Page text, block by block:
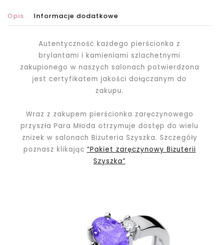
Opis Informacje dodatkowe
Autentyczność każdego pierścionka z
brylantami i kamieniami szlachetnymi
zakupionego w naszych salonach potwierdzona
jest certyfikatem jakości dołączanym do
zakupu.
Wraz z zakupem pierścionka zaręczynowego
przyszła Para Młoda otrzymuje dostęp do wielu
zniżek w salonach Biżuteria Szyszka. Szczegóły
poznasz klikając “Pakiet zaręczynowy Biżuterii
Szyszka”